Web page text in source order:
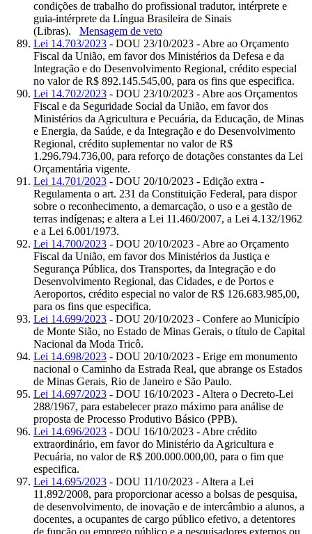
condições de trabalho do profissional tradutor, intérprete e
guia-intérprete da Língua Brasileira de Sinais
(Libras). Mensagem de veto
Lei 14.703/2023 - DOU 23/10/2023 - Abre ao Orçamento
Fiscal da União, em favor dos Ministérios da Defesa e da
Integração e do Desenvolvimento Regional, crédito especial
no valor de R$ 892.145.545,00, para os fins que especifica.
Lei 14.702/2023 - DOU 23/10/2023 - Abre aos Orçamentos
Fiscal e da Seguridade Social da União, em favor dos
Ministérios da Agricultura e Pecuária, da Educação, de Minas
e Energia, da Saúde, e da Integração e do Desenvolvimento
Regional, crédito suplementar no valor de R$
1.296.794.736,00, para reforço de dotações constantes da Lei
Orçamentária vigente.
Lei 14.701/2023 - DOU 20/10/2023 - Edição extra -
Regulamenta o art. 231 da Constituição Federal, para dispor
sobre o reconhecimento, a demarcação, o uso e a gestão de
terras indígenas; e altera a Lei 11.460/2007, a Lei 4.132/1962
e a Lei 6.001/1973.
Lei 14.700/2023 - DOU 20/10/2023 - Abre ao Orçamento
Fiscal da União, em favor dos Ministérios da Justiça e
Segurança Pública, dos Transportes, da Integração e do
Desenvolvimento Regional, das Cidades, e de Portos e
Aeroportos, crédito especial no valor de R$ 126.683.985,00,
para os fins que especifica.
Lei 14.699/2023 - DOU 20/10/2023 - Confere ao Município
de Monte Sião, no Estado de Minas Gerais, o título de Capital
Nacional da Moda Tricô.
Lei 14.698/2023 - DOU 20/10/2023 - Erige em monumento
nacional o Caminho da Estrada Real, que abrange os Estados
de Minas Gerais, Rio de Janeiro e São Paulo.
Lei 14.697/2023 - DOU 16/10/2023 - Altera o Decreto-Lei
288/1967, para estabelecer prazo máximo para análise de
proposta de Processo Produtivo Básico (PPB).
Lei 14.696/2023 - DOU 16/10/2023 - Abre crédito
extraordinário, em favor do Ministério da Agricultura e
Pecuária, no valor de R$ 200.000.000,00, para o fim que
especifica.
Lei 14.695/2023 - DOU 11/10/2023 - Altera a Lei
11.892/2008, para proporcionar acesso a bolsas de pesquisa,
de desenvolvimento, de inovação e de intercâmbio a alunos, a
docentes, a ocupantes de cargo público efetivo, a detentores
de função ou emprego público e a pesquisadores externos ou